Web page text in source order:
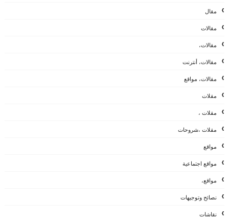
مقال
مقالات
مقالات،
مقالات، أنترنت
مقالات، مواقع
مقلات
مقلات ،
مقلات ،شروحات
مواقع
مواقع اجتماعية
مواقع،
نصائح وتوجيهات
نقاشات